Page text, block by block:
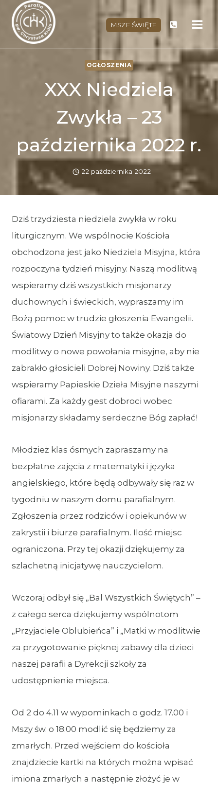
Przejdź
treści
MSZE ŚWIĘTE
OGŁOSZENIA
XXX Niedziela
Zwykła – 23
października 2022 r.
22 października 2022
Dziś trzydziesta niedziela zwykła w roku
liturgicznym. We wspólnocie Kościoła
obchodzona jest jako Niedziela Misyjna, która
rozpoczyna tydzień misyjny. Naszą modlitwą
wspieramy dziś wszystkich misjonarzy
duchownych i świeckich, wypraszamy im
Bożą pomoc w trudzie głoszenia Ewangelii.
Światowy Dzień Misyjny to także okazja do
modlitwy o nowe powołania misyjne, aby nie
zabrakło głosicieli Dobrej Nowiny. Dziś także
wspieramy Papieskie Dzieła Misyjne naszymi
ofiarami. Za każdy gest dobroci wobec
misjonarzy składamy serdeczne Bóg zapłać!
Młodzież klas ósmych zapraszamy na
bezpłatne zajęcia z matematyki i języka
angielskiego, które będą odbywały się raz w
tygodniu w naszym domu parafialnym.
Zgłoszenia przez rodziców i opiekunów w
zakrystii i biurze parafialnym. Ilość miejsc
ograniczona. Przy tej okazji dziękujemy za
szlachetną inicjatywę nauczycielom.
Wczoraj odbył się „Bal Wszystkich Świętych” –
z całego serca dziękujemy wspólnotom
„Przyjaciele Oblubieńca” i „Matki w modlitwie
za przygotowanie pięknej zabawy dla dzieci
naszej parafii a Dyrekcji szkoły za
udostępnienie miejsca.
Od 2 do 4.11 w wypominkach o godz. 17.00 i
Mszy św. o 18.00 modlić się będziemy za
zmarłych. Przed wejściem do kościoła
znajdziecie kartki na których można wpisać
imiona zmarłych a następnie złożyć je w